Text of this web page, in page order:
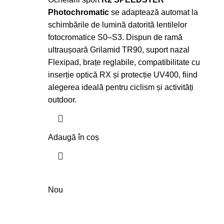
Photochromatic se adaptează automat la
schimbările de lumină datorită lentilelor
fotocromatice S0–S3. Dispun de ramă
ultraușoară Grilamid TR90, suport nazal
Flexipad, brațe reglabile, compatibilitate cu
inserție optică RX și protecție UV400, fiind
alegerea ideală pentru ciclism și activități
outdoor.
Adaugă în coș
Nou